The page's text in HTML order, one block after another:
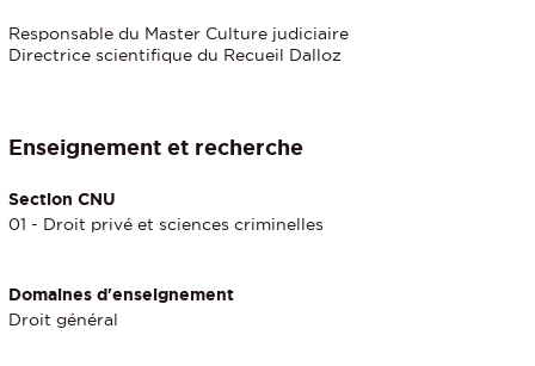
Responsable du Master Culture judiciaire
Directrice scientifique du Recueil Dalloz
Enseignement et recherche
Section CNU
01 - Droit privé et sciences criminelles
Domaines d'enseignement
Droit général